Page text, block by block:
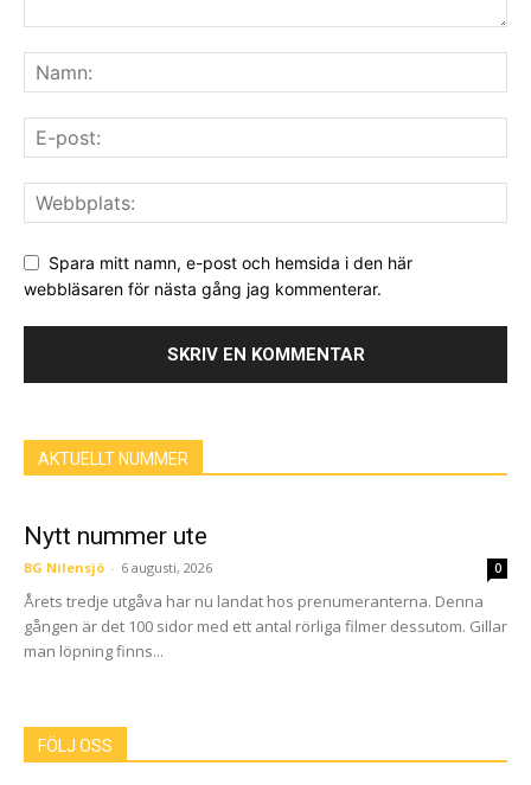
Spara mitt namn, e-post och hemsida i den här
webbläsaren för nästa gång jag kommenterar.
AKTUELLT NUMMER
Nytt nummer ute
BG Nilensjö - 6 augusti, 2026 0
Årets tredje utgåva har nu landat hos prenumeranterna. Denna
gången är det 100 sidor med ett antal rörliga filmer dessutom. Gillar
man löpning finns...
FÖLJ OSS